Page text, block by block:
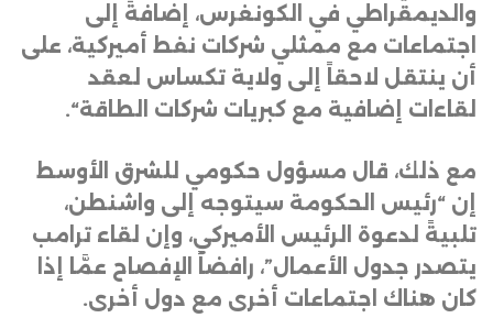
والديمقراطي في الكونغرس، إضافةً إلى
اجتماعات مع ممثلي شركات نفط أميركية، على
أن ينتقل لاحقاً إلى ولاية تكساس لعقد
لقاءات إضافية مع كبريات شركات الطاقة“.
مع ذلك، قال مسؤول حكومي للشرق الأوسط
إن “رئيس الحكومة سيتوجه إلى واشنطن،
تلبيةً لدعوة الرئيس الأميركي، وإن لقاء ترامب
يتصدر جدول الأعمال”، رافضاً الإفصاح عمَّا إذا
كان هناك اجتماعات أخرى مع دول أخرى.